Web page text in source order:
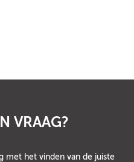
VRAAG?
met het vinden van de juiste